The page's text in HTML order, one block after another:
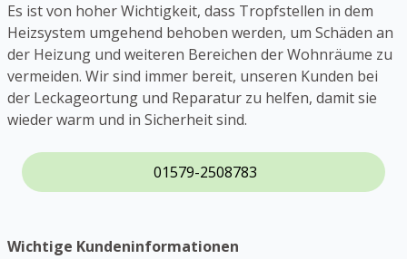
Es ist von hoher Wichtigkeit, dass Tropfstellen in dem
Heizsystem umgehend behoben werden, um Schäden an
der Heizung und weiteren Bereichen der Wohnräume zu
vermeiden. Wir sind immer bereit, unseren Kunden bei
der Leckageortung und Reparatur zu helfen, damit sie
wieder warm und in Sicherheit sind.
01579-2508783
Wichtige Kundeninformationen